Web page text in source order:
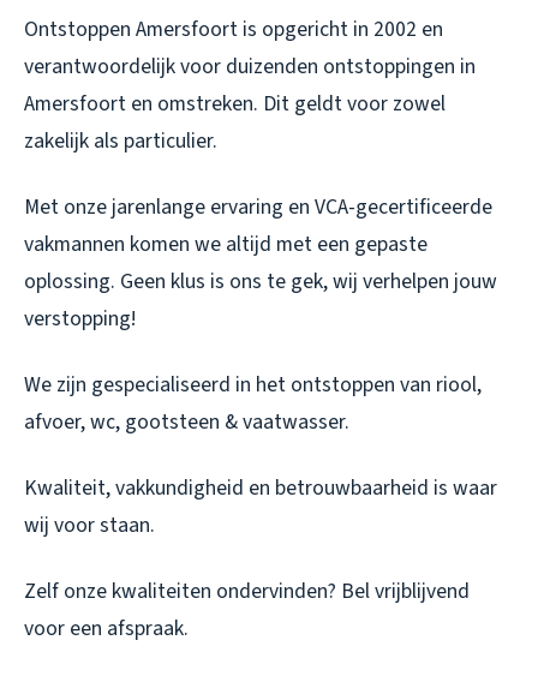
Ontstoppen Amersfoort is opgericht in 2002 en
verantwoordelijk voor duizenden ontstoppingen in
Amersfoort en omstreken. Dit geldt voor zowel
zakelijk als particulier.
Met onze jarenlange ervaring en VCA-gecertificeerde
vakmannen komen we altijd met een gepaste
oplossing. Geen klus is ons te gek, wij verhelpen jouw
verstopping!
We zijn gespecialiseerd in het ontstoppen van riool,
afvoer, wc, gootsteen & vaatwasser.
Kwaliteit, vakkundigheid en betrouwbaarheid is waar
wij voor staan.
Zelf onze kwaliteiten ondervinden? Bel vrijblijvend
voor een afspraak.